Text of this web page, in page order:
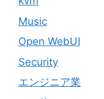
Music
Open WebUI
Security
エンジニア業